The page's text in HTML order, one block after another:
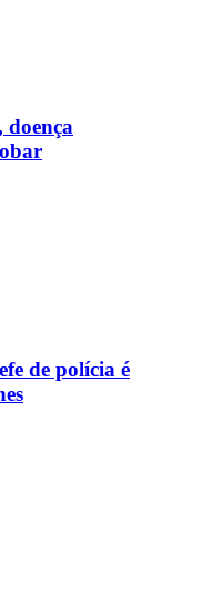
doença
de polícia é